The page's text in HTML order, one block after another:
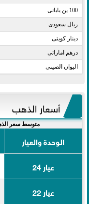
100 ين يابانى​
ريال سعودى​
دينار كويتى​
درهم اماراتى​
اليوان الصينى​
أسعار الذهب
متوسط سعر
الوحدة والعيار
عيار 24
عيار 22